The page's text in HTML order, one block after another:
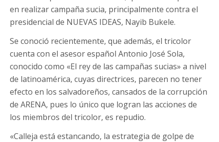
en realizar campaña sucia, principalmente contra el
presidencial de NUEVAS IDEAS, Nayib Bukele.
Se conoció recientemente, que además, el tricolor
cuenta con el asesor español Antonio José Sola,
conocido como «El rey de las campañas sucias» a nivel
de latinoamérica, cuyas directrices, parecen no tener
efecto en los salvadoreños, cansados de la corrupción
de ARENA, pues lo único que logran las acciones de
los miembros del tricolor, es repudio.
«Calleja está estancando, la estrategia de golpe de